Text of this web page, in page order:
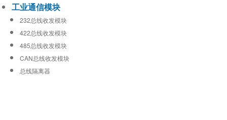
工业通信模块
232总线收发模块
422总线收发模块
485总线收发模块
CAN总线收发模块
总线隔离器